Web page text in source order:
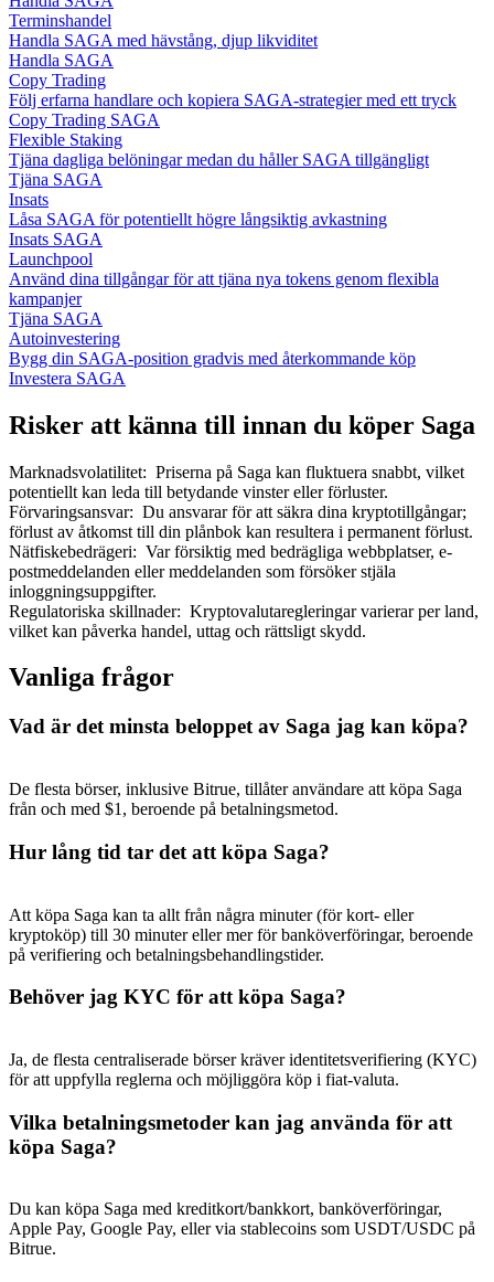
Terminshandel
Handla SAGA med hävstång, djup likviditet
Handla SAGA
Copy Trading
Följ erfarna handlare och kopiera SAGA-strategier med ett tryck
Copy Trading SAGA
Flexible Staking
Tjäna dagliga belöningar medan du håller SAGA tillgängligt
Tjäna SAGA
Insats
Låsa SAGA för potentiellt högre långsiktig avkastning
Insats SAGA
Launchpool
Använd dina tillgångar för att tjäna nya tokens genom flexibla
kampanjer
Tjäna SAGA
Autoinvestering
Bygg din SAGA-position gradvis med återkommande köp
Investera SAGA
Risker att känna till innan du köper Saga
Marknadsvolatilitet: Priserna på Saga kan fluktuera snabbt, vilket
potentiellt kan leda till betydande vinster eller förluster.
Förvaringsansvar: Du ansvarar för att säkra dina kryptotillgångar;
förlust av åtkomst till din plånbok kan resultera i permanent förlust.
Nätfiskebedrägeri: Var försiktig med bedrägliga webbplatser, e-
postmeddelanden eller meddelanden som försöker stjäla
inloggningsuppgifter.
Regulatoriska skillnader: Kryptovalutaregleringar varierar per land,
vilket kan påverka handel, uttag och rättsligt skydd.
Vanliga frågor
Vad är det minsta beloppet av Saga jag kan köpa?
De flesta börser, inklusive Bitrue, tillåter användare att köpa Saga
från och med $1, beroende på betalningsmetod.
Hur lång tid tar det att köpa Saga?
Att köpa Saga kan ta allt från några minuter (för kort- eller
kryptoköp) till 30 minuter eller mer för banköverföringar, beroende
på verifiering och betalningsbehandlingstider.
Behöver jag KYC för att köpa Saga?
Ja, de flesta centraliserade börser kräver identitetsverifiering (KYC)
för att uppfylla reglerna och möjliggöra köp i fiat-valuta.
Vilka betalningsmetoder kan jag använda för att
köpa Saga?
Du kan köpa Saga med kreditkort/bankkort, banköverföringar,
Apple Pay, Google Pay, eller via stablecoins som USDT/USDC på
Bitrue.